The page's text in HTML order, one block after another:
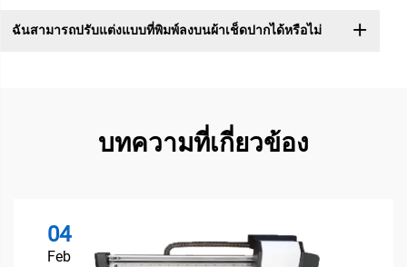
ฉันสามารถปรับแต่งแบบที่พิมพ์ลงบนผ้าเช็ดปากได้หรือไม่
บทความที่เกี่ยวข้อง
04
Feb